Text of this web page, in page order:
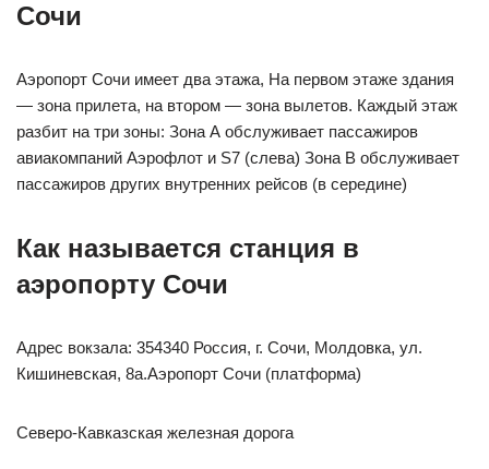
Сочи
Аэропорт Сочи имеет два этажа, На первом этаже здания
— зона прилета, на втором — зона вылетов. Каждый этаж
разбит на три зоны: Зона А обслуживает пассажиров
авиакомпаний Аэрофлот и S7 (слева) Зона В обслуживает
пассажиров других внутренних рейсов (в середине)
Как называется станция в
аэропорту Сочи
Адрес вокзала: 354340 Россия, г. Сочи, Молдовка, ул.
Кишиневская, 8а.Аэропорт Сочи (платформа)
Северо-Кавказская железная дорога